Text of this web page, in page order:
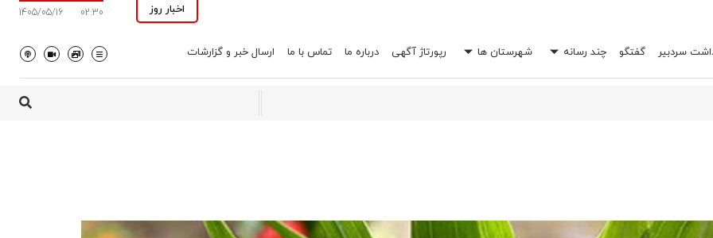
اخبار روز 02:30
1405/05/16
سردبیر گفتگو چند رسانه شهرستان ها رپورتاژ آگهی درباره ما تماس با ما ارسال خبر و گزارشات